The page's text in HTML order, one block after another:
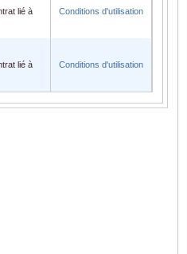
lié à
Conditions d'utilisation
lié à
Conditions d'utilisation